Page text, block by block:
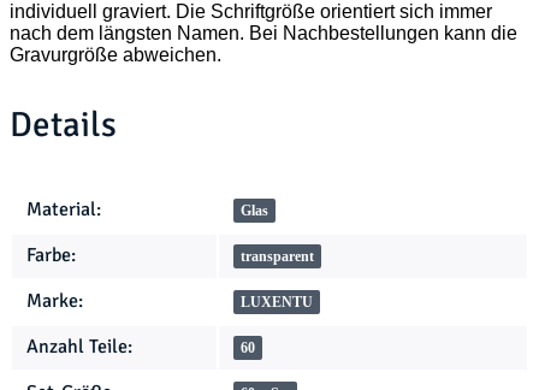
individuell graviert. Die Schriftgröße orientiert sich immer
nach dem längsten Namen. Bei Nachbestellungen kann die
Gravurgröße abweichen.
Details
Produkteigenschaft
Wert
Material: Glas
Farbe: transparent
Marke: LUXENTU
Anzahl Teile: 60